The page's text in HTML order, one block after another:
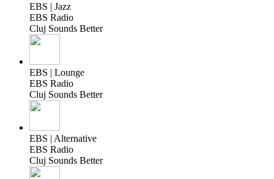
EBS | Jazz
EBS Radio
Cluj Sounds Better
EBS | Lounge
EBS Radio
Cluj Sounds Better
EBS | Alternative
EBS Radio
Cluj Sounds Better